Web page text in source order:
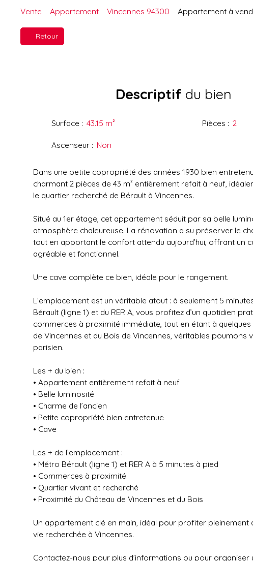
Vente Appartement Vincennes 94300 Appartement à
Retour
Descriptif du bien
Surface : 43.15 m² Pièces : 2
Ascenseur : Non
Dans une petite copropriété des années 1930 bien
charmant 2 pièces de 43 m² entièrement refait à neuf,
le quartier recherché de Bérault à Vincennes.
Situé au 1er étage, cet appartement séduit par sa belle
atmosphère chaleureuse. La rénovation a su préserver le
tout en apportant le confort attendu aujourd’hui, offrant un
agréable et fonctionnel.
Une cave complète ce bien, idéale pour le rangement.
L’emplacement est un véritable atout : à seulement 5
Bérault (ligne 1) et du RER A, vous profitez d’un quotidien
commerces à proximité immédiate, tout en étant à quelques
de Vincennes et du Bois de Vincennes, véritables poumons
parisien.
Les + du bien :
• Appartement entièrement refait à neuf
• Belle luminosité
• Charme de l’ancien
• Petite copropriété bien entretenue
• Cave
Les + de l’emplacement :
• Métro Bérault (ligne 1) et RER A à 5 minutes à pied
• Commerces à proximité
• Quartier vivant et recherché
• Proximité du Château de Vincennes et du Bois
Un appartement clé en main, idéal pour profiter pleinement
vie recherchée à Vincennes.
Contactez-nous pour plus d’informations ou pour organiser